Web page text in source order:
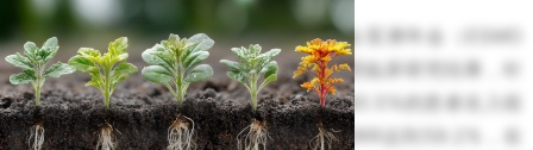
安罗替尼在2020年的欧洲肿瘤内科学会亚洲年会（ESMO
ASIA）上报道了一项II期双盲、随机对照临床研究结果，针
对局部晚期或转移性RAIR-DTC（其中80.5%的患者在入组
前12个月内疾病进展），安罗替尼组ORR达到59.2%，在